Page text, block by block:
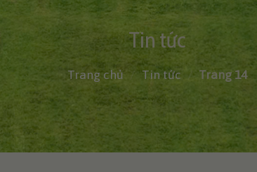
Tin tức
Trang chủ / Tin tức / Trang 14